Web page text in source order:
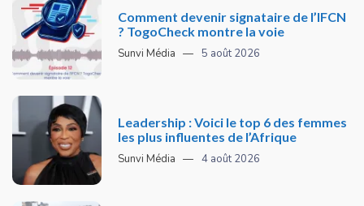
Comment devenir signataire de l’IFCN
? TogoCheck montre la voie
Sunvi Média 5 août 2026
Leadership : Voici le top 6 des femmes
les plus influentes de l’Afrique
Sunvi Média 4 août 2026